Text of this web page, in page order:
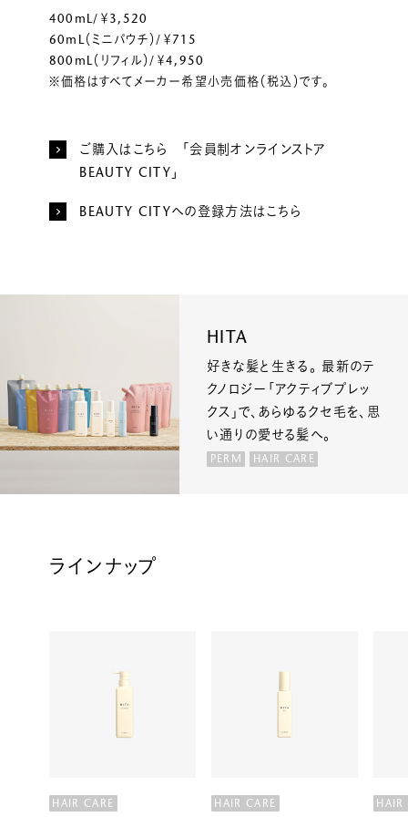
400mL/￥3,520
60mL（ミニパウチ）/￥715
800mL（リフィル）/￥4,950
※価格はすべてメーカー希望小売価格（税込）です。
ご購入はこちら 「会員制オンラインストア
BEAUTY CITY」
BEAUTY CITYへの登録方法はこちら
HITA
好きな髪と生きる。 最新のテ
クノロジー｢アクティブプレッ
クス｣で、あらゆるクセ毛を、思
い通りの愛せる髪へ。
PERM HAIR CARE
ラインナップ
HAIR CARE HAIR CARE HAIR